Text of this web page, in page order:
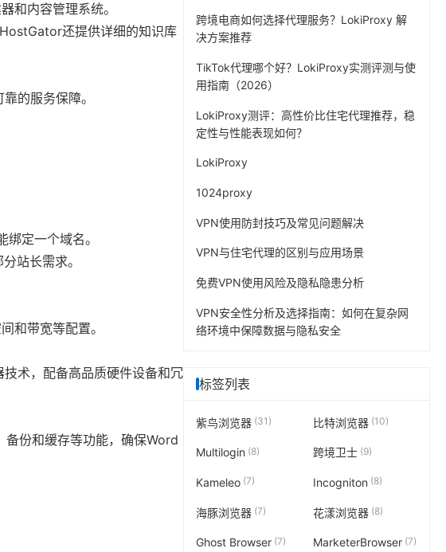
和内容管理系统。
还提供详细的知识库
的服务保障。
定一个域名。
站长需求。
和带宽等配置。
术，配备高品质硬件设备和冗
份和缓存等功能，确保Word
跨境电商如何选择代理服务？LokiProxy 解
决方案推荐
TikTok代理哪个好？LokiProxy实测评测与使
用指南（2026）
LokiProxy测评：高性价比住宅代理推荐，稳
定性与性能表现如何？
LokiProxy
1024proxy
VPN使用防封技巧及常见问题解决
VPN与住宅代理的区别与应用场景
免费VPN使用风险及隐私隐患分析
VPN安全性分析及选择指南：如何在复杂网
络环境中保障数据与隐私安全
标签列表
紫鸟浏览器 (31) 比特浏览器(10)
Multilogin (8) 跨境卫士(9)
Kameleo (7) Incogniton (8)
海豚浏览器 (7) 花漾浏览器(8)
Ghost Browser (7) MarketerBrowser(7)